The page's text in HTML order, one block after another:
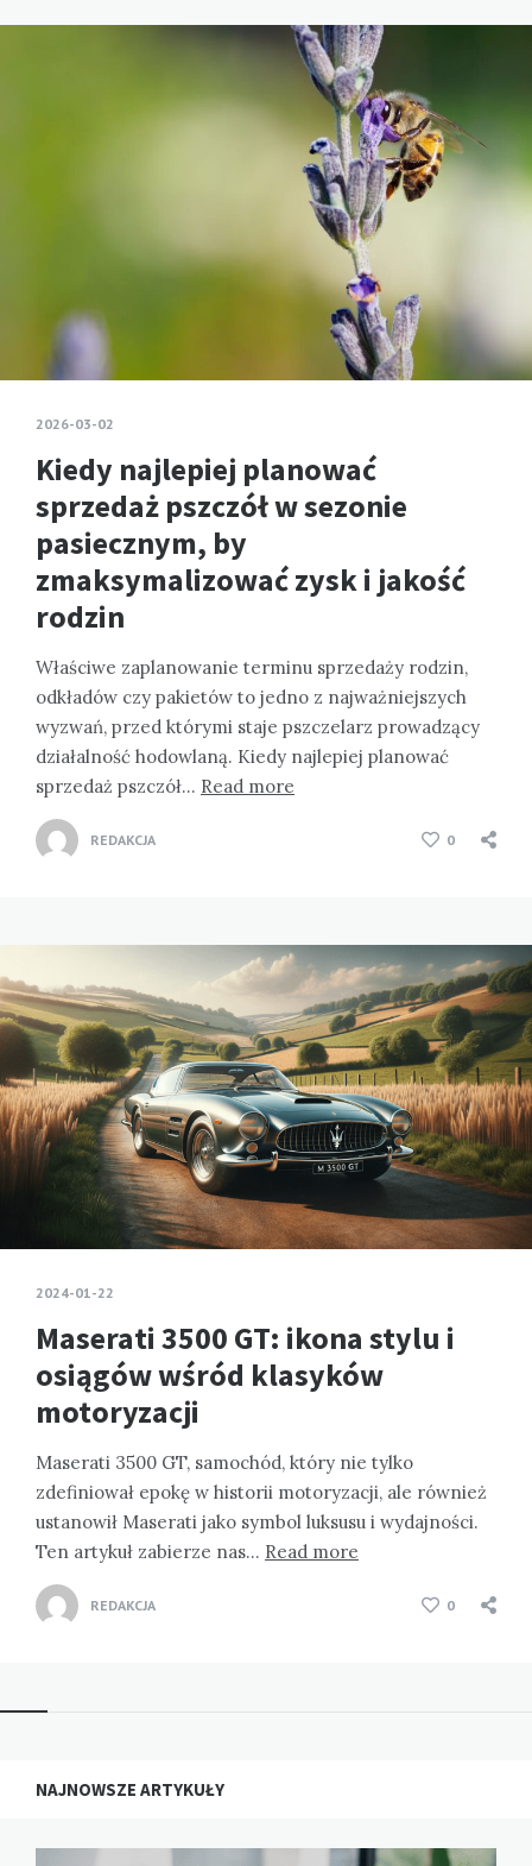
2026-03-02
Kiedy najlepiej planować
sprzedaż pszczół w sezonie
pasiecznym, by
zmaksymalizować zysk i jakość
rodzin
Właściwe zaplanowanie terminu sprzedaży rodzin,
odkładów czy pakietów to jedno z najważniejszych
wyzwań, przed którymi staje pszczelarz prowadzący
działalność hodowlaną. Kiedy najlepiej planować
sprzedaż pszczół… Read more
REDAKCJA 0
2024-01-22
Maserati 3500 GT: ikona stylu i
osiągów wśród klasyków
motoryzacji
Maserati 3500 GT, samochód, który nie tylko
zdefiniował epokę w historii motoryzacji, ale również
ustanowił Maserati jako symbol luksusu i wydajności.
Ten artykuł zabierze nas… Read more
REDAKCJA 0
NAJNOWSZE ARTYKUŁY